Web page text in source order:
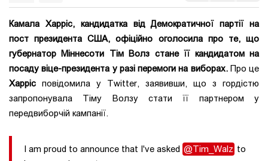
Камала Харріс, кандидатка від Демократичної партії на
пост президента США, офіційно оголосила про те, що
губернатор Міннесоти Тім Волз стане її кандидатом на
посаду віце-президента у разі перемоги на виборах.Про це
Харріс повідомила у Twitter, заявивши, що з гордістю
запропонувала Тіму Волзу стати її партнером у
передвиборчій кампанії.
I am proud to announce that I've asked @Tim_Walz to